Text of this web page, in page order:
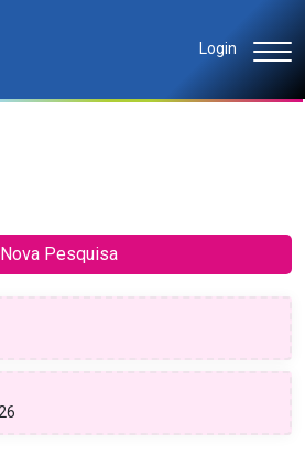
Login
Nova Pesquisa